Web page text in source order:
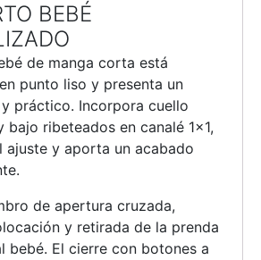
BEBÉ
de manga corta está
punto liso y presenta un
práctico. Incorpora cuello
bajo ribeteados en canalé 1×1,
ajuste y aporta un acabado
de apertura cruzada,
y retirada de la prenda
bebé. El cierre con botones a